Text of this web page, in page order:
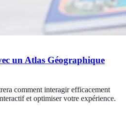
un Atlas Géographique
comment interagir efficacement
et optimiser votre expérience.